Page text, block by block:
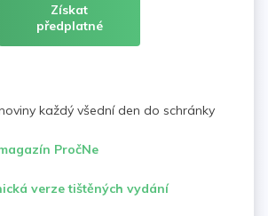
Získat
předplatné
každý všední den do schránky
PročNe
verze tištěných vydání